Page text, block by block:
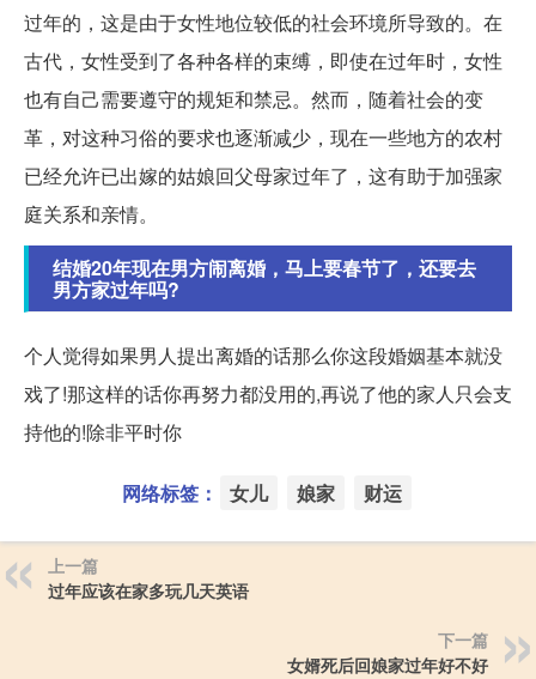
过年的，这是由于女性地位较低的社会环境所导致的。在
古代，女性受到了各种各样的束缚，即使在过年时，女性
也有自己需要遵守的规矩和禁忌。然而，随着社会的变
革，对这种习俗的要求也逐渐减少，现在一些地方的农村
已经允许已出嫁的姑娘回父母家过年了，这有助于加强家
庭关系和亲情。
结婚20年现在男方闹离婚，马上要春节了，还要去
男方家过年吗?
个人觉得如果男人提出离婚的话那么你这段婚姻基本就没
戏了!那这样的话你再努力都没用的,再说了他的家人只会支
持他的!除非平时你
网络标签： 女儿 娘家 财运
上一篇
过年应该在家多玩几天英语
下一篇
女婿死后回娘家过年好不好